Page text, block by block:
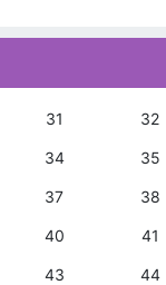
31 32
34 35
37 38
40 41
43 44